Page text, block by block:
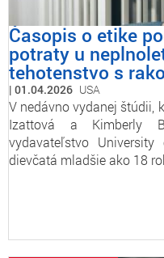
Časopis o etike
potraty u
tehotenstvo s
01.04.2026 USA
V nedávno vydanej štúdii,
Izattová a Kimberly
vydavateľstvo
dievčatá mladšie ako 18